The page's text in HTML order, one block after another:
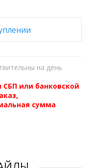
на день
или банковской
сумма